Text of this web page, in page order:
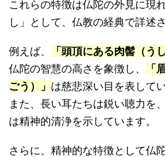
これらの特徴は仏陀の外見に現
し」として、仏教の経典で詳述
例えば、 「頭頂にある肉髻（う
仏陀の智慧の高さを象徴し、
「
ごう）」 は慈悲深い目を表してい
また、長い耳たちは鋭い聴力を
は精神的清浄を示しています。
さらに、精神的な特徴として仏